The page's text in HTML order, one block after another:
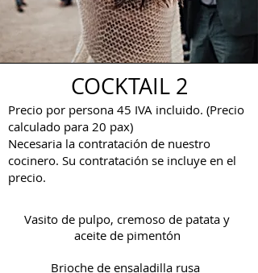
COCKTAIL 2
Precio por persona 45 IVA incluido. (Precio
calculado para 20 pax)
Necesaria la contratación de nuestro
cocinero. Su contratación se incluye en el
precio.
Vasito de pulpo, cremoso de patata y
aceite de pimentón
Brioche de ensaladilla rusa